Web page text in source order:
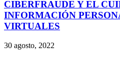
CIBERFRAUDE Y EL
INFORMACIÓN
VIRTUALES
30 agosto, 2022